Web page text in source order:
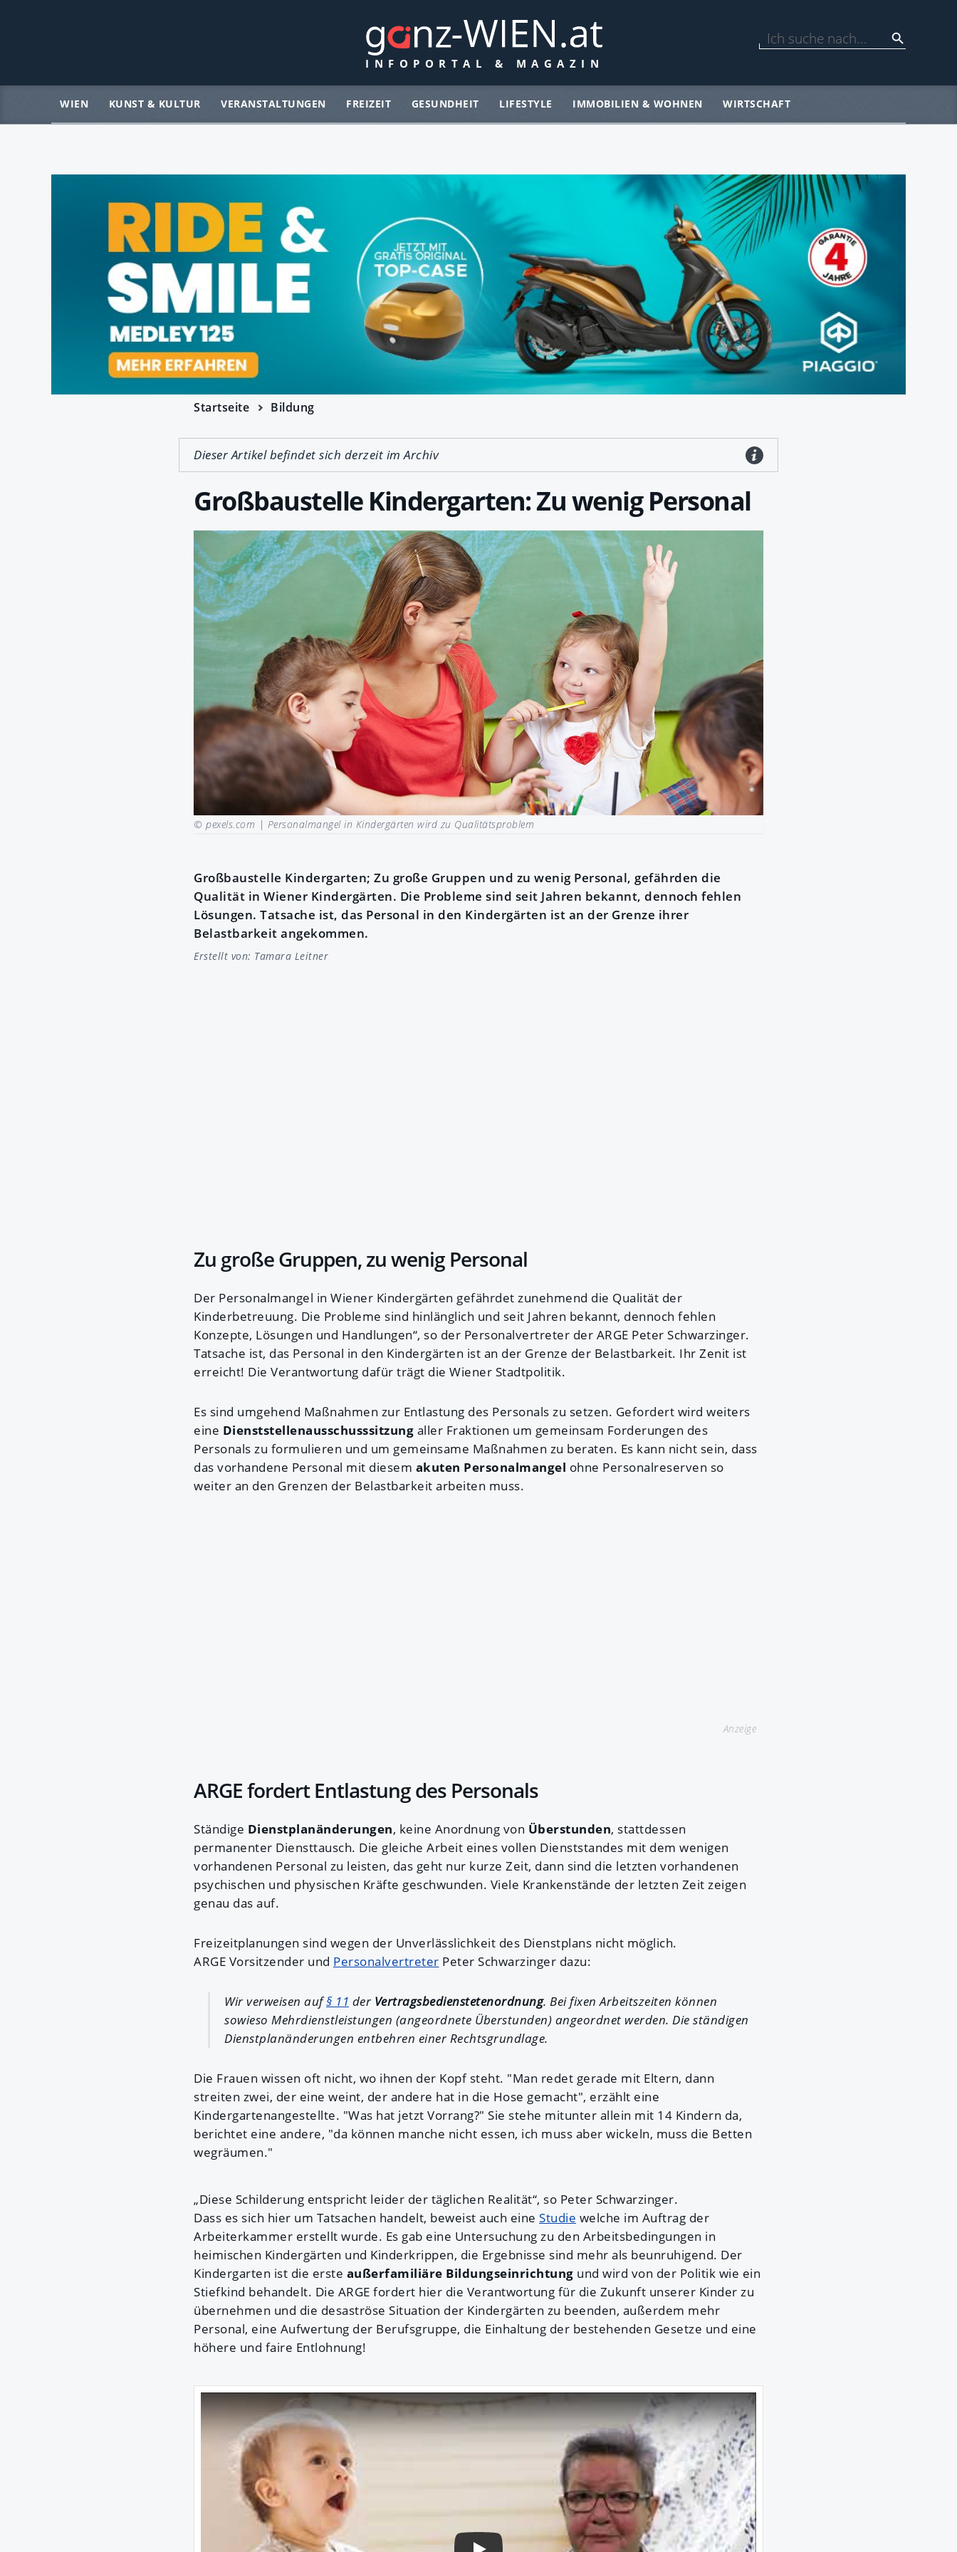
WIEN KUNST & KULTUR VERANSTALTUNGEN FREIZEIT GESUNDHEIT LIFESTYLE IMMOBILIEN & WOHNEN WIRTSCHAFT
Startseite Bildung
Dieser Artikel befindet sich derzeit im Archiv
Großbaustelle Kindergarten: Zu wenig Personal
© pexels.com | Personalmangel in Kindergärten wird zu Qualitätsproblem
Großbaustelle Kindergarten; Zu große Gruppen und zu wenig Personal, gefährden die
Qualität in Wiener Kindergärten. Die Probleme sind seit Jahren bekannt, dennoch fehlen
Lösungen. Tatsache ist, das Personal in den Kindergärten ist an der Grenze ihrer
Belastbarkeit angekommen.
Erstellt von: Tamara Leitner
Zu große Gruppen, zu wenig Personal
Der Personalmangel in Wiener Kindergärten gefährdet zunehmend die Qualität der
Kinderbetreuung. Die Probleme sind hinlänglich und seit Jahren bekannt, dennoch fehlen
Konzepte, Lösungen und Handlungen“, so der Personalvertreter der ARGE Peter Schwarzinger.
Tatsache ist, das Personal in den Kindergärten ist an der Grenze der Belastbarkeit. Ihr Zenit ist
erreicht! Die Verantwortung dafür trägt die Wiener Stadtpolitik.
Es sind umgehend Maßnahmen zur Entlastung des Personals zu setzen. Gefordert wird weiters
eine Dienststellenausschusssitzung aller Fraktionen um gemeinsam Forderungen des
Personals zu formulieren und um gemeinsame Maßnahmen zu beraten. Es kann nicht sein, dass
das vorhandene Personal mit diesem akuten Personalmangel ohne Personalreserven so
weiter an den Grenzen der Belastbarkeit arbeiten muss.
Anzeige
ARGE fordert Entlastung des Personals
Ständige Dienstplanänderungen, keine Anordnung von Überstunden, stattdessen
permanenter Diensttausch. Die gleiche Arbeit eines vollen Dienststandes mit dem wenigen
vorhandenen Personal zu leisten, das geht nur kurze Zeit, dann sind die letzten vorhandenen
psychischen und physischen Kräfte geschwunden. Viele Krankenstände der letzten Zeit zeigen
genau das auf.
Freizeitplanungen sind wegen der Unverlässlichkeit des Dienstplans nicht möglich.
ARGE Vorsitzender und Personalvertreter Peter Schwarzinger dazu:
Wir verweisen auf§ 11 der Vertragsbedienstetenordnung. Bei fixen Arbeitszeiten können
sowieso Mehrdienstleistungen (angeordnete Überstunden) angeordnet werden. Die ständigen
Dienstplanänderungen entbehren einer Rechtsgrundlage.
Die Frauen wissen oft nicht, wo ihnen der Kopf steht. "Man redet gerade mit Eltern, dann
streiten zwei, der eine weint, der andere hat in die Hose gemacht", erzählt eine
Kindergartenangestellte. "Was hat jetzt Vorrang?" Sie stehe mitunter allein mit 14 Kindern da,
berichtet eine andere, "da können manche nicht essen, ich muss aber wickeln, muss die Betten
wegräumen."
„Diese Schilderung entspricht leider der täglichen Realität“, so Peter Schwarzinger.
Dass es sich hier um Tatsachen handelt, beweist auch eine Studie welche im Auftrag der
Arbeiterkammer erstellt wurde. Es gab eine Untersuchung zu den Arbeitsbedingungen in
heimischen Kindergärten und Kinderkrippen, die Ergebnisse sind mehr als beunruhigend. Der
Kindergarten ist die erste außerfamiliäre Bildungseinrichtung und wird von der Politik wie ein
Stiefkind behandelt. Die ARGE fordert hier die Verantwortung für die Zukunft unserer Kinder zu
übernehmen und die desaströse Situation der Kindergärten zu beenden, außerdem mehr
Personal, eine Aufwertung der Berufsgruppe, die Einhaltung der bestehenden Gesetze und eine
höhere und faire Entlohnung!